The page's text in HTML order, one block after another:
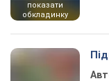
показати
обкладинку